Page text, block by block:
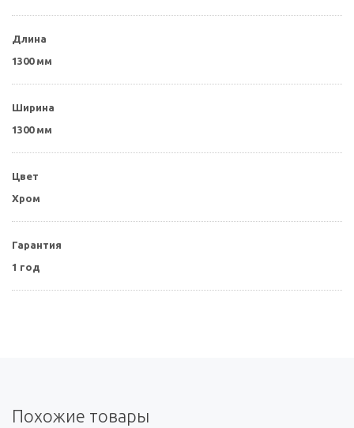
Длина
1300 мм
Ширина
1300 мм
Цвет
Хром
Гарантия
1 год
Похожие товары